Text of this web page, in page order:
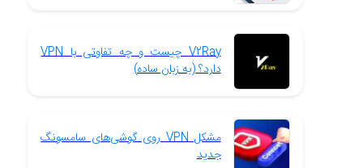
V2Ray چیست و چه تفاوتی با VPN
دارد؟ (به زبان ساده)
مشکل VPN روی گوشی‌های سامسونگ
جدید